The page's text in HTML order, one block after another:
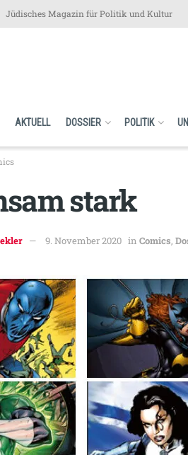
Jüdisches Magazin für Politik und Kultur
AKTUELL DOSSIER POLITIK
stark
9. November 2020 in Comics,